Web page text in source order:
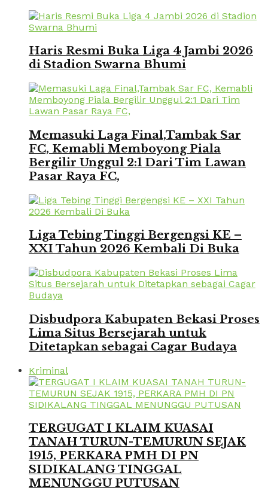
Haris Resmi Buka Liga 4 Jambi 2026
di Stadion Swarna Bhumi
Memasuki Laga Final,Tambak Sar
FC, Kemabli Memboyong Piala
Bergilir Unggul 2:1 Dari Tim Lawan
Pasar Raya FC,
Liga Tebing Tinggi Bergengsi KE –
XXI Tahun 2026 Kembali Di Buka
Disbudpora Kabupaten Bekasi Proses
Lima Situs Bersejarah untuk
Ditetapkan sebagai Cagar Budaya
Kriminal
TERGUGAT I KLAIM KUASAI
TANAH TURUN-TEMURUN SEJAK
1915, PERKARA PMH DI PN
SIDIKALANG TINGGAL
MENUNGGU PUTUSAN